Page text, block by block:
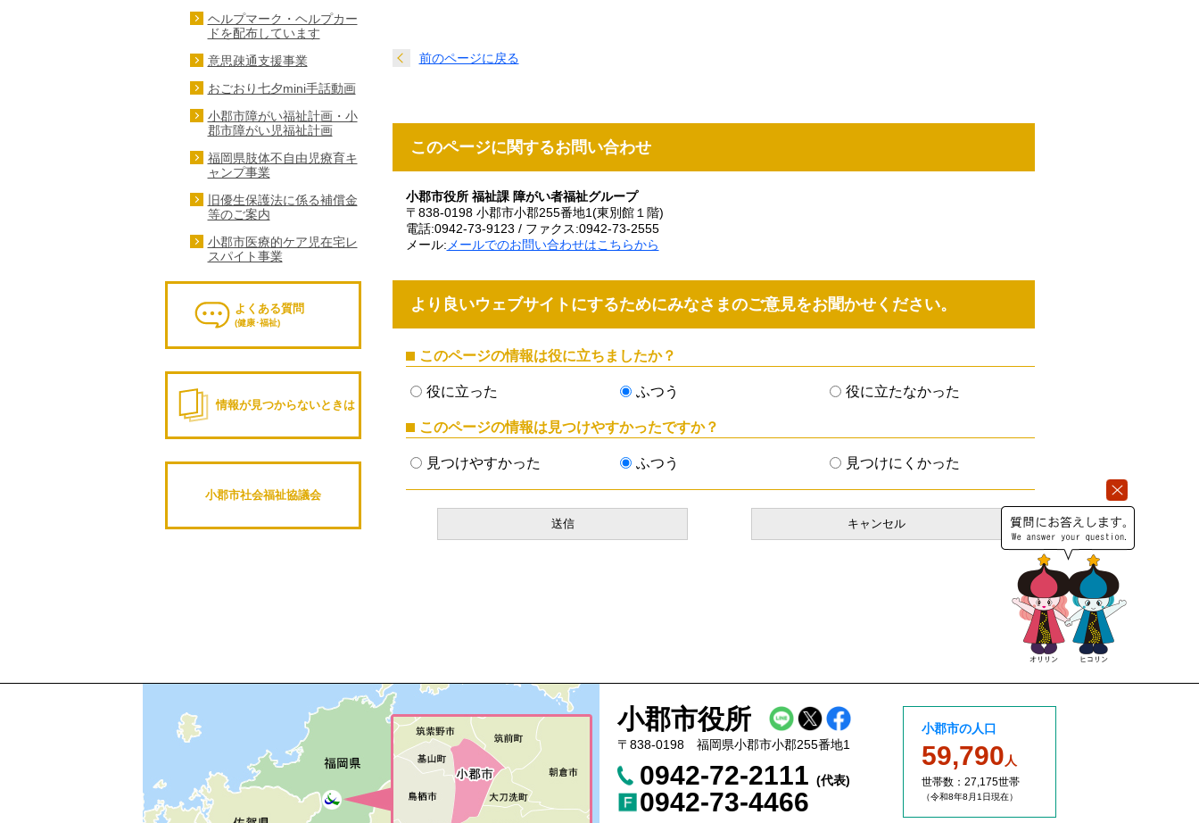
前のページに戻る
このページに関するお問い合わせ
小郡市役所 福祉課 障がい者福祉グループ
〒838-0198 小郡市小郡255番地1(東別館１階)
電話:0942-73-9123 / ファクス:0942-73-2555
メール: メールでのお問い合わせはこちらから
より良いウェブサイトにするためにみなさまのご意見をお聞かせください。
このページの情報は役に立ちましたか？
役に立った ふつう 役に立たなかった
このページの情報は見つけやすかったですか？
見つけやすかった ふつう 見つけにくかった
ヘルプマーク・ヘルプカー
ドを配布しています
意思疎通支援事業
おごおり七夕mini手話動画
小郡市障がい福祉計画・小
郡市障がい児福祉計画
福岡県肢体不自由児療育キ
ャンプ事業
旧優生保護法に係る補償金
等のご案内
小郡市医療的ケア児在宅レ
スパイト事業
よくある質問
(健康･福祉)
情報が見つからないときは
小郡市社会福祉協議会
小郡市役所
〒838-0198 福岡県小郡市小郡255番地1
0942-72-2111 (代表)
0942-73-4466
小郡市の人口
59,790 人
世帯数：27,175世帯
（令和8年8 月1日現在）